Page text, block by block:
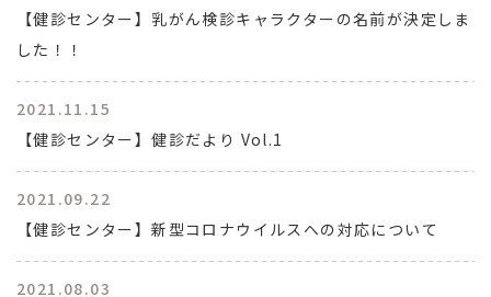
【健診センター】乳がん検診キャラクターの名前が決定しま
した！！
2021.11.15
【健診センター】健診だより Vol.1
2021.09.22
【健診センター】新型コロナウイルスへの対応について
2021.08.03